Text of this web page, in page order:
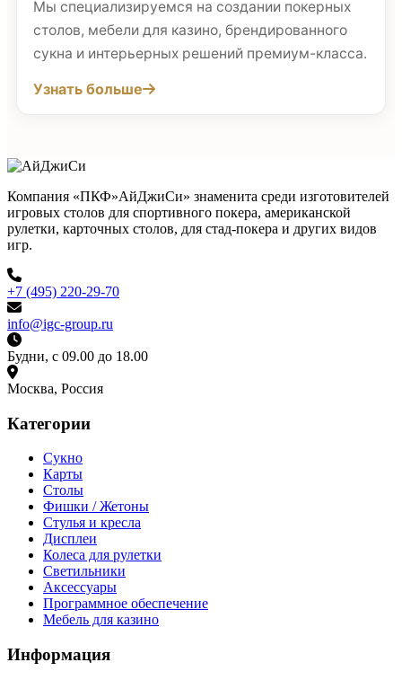
Мы специализируемся на создании покерных
столов, мебели для казино, брендированного
сукна и интерьерных решений премиум-класса.
Узнать больше
Компания «ПКФ»АйДжиСи» знаменита среди изготовителей
игровых столов для спортивного покера, американской
рулетки, карточных столов, для стад-покера и других видов
игр.
+7 (495) 220-29-70
info@igc-group.ru
Будни, с 09.00 до 18.00
Москва, Россия
Категории
Сукно
Карты
Столы
Фишки / Жетоны
Стулья и кресла
Дисплеи
Колеса для рулетки
Светильники
Аксессуары
Программное обеспечение
Мебель для казино
Информация